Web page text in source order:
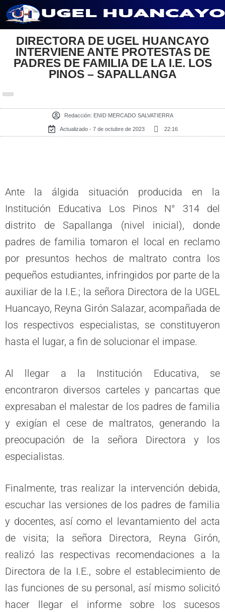
contenido
DIRECTORA DE UGEL HUANCAYO
INTERVIENE ANTE PROTESTAS DE
PADRES DE FAMILIA DE LA I.E. LOS
PINOS – SAPALLANGA
Redacción: ENID MERCADO SALVATIERRA
Actualizado - 7 de octubre de 2023 22:16
Ante la álgida situación producida en la
Institución Educativa Los Pinos N° 314 del
distrito de Sapallanga (nivel inicial), donde
padres de familia tomaron el local en reclamo
por presuntos hechos de maltrato contra los
pequeños estudiantes, infringidos por parte de la
auxiliar de la I.E.; la señora Directora de la UGEL
Huancayo, Reyna Girón Salazar, acompañada de
los respectivos especialistas, se constituyeron
hasta el lugar, a fin de solucionar el impase.
Al llegar a la Institución Educativa, se
encontraron diversos carteles y pancartas que
expresaban el malestar de los padres de familia
y exigían el cese de maltratos, generando la
preocupación de la señora Directora y los
especialistas.
Finalmente, tras realizar la intervención debida,
escuchar las versiones de los padres de familia
y docentes, así como el levantamiento del acta
de visita; la señora Directora, Reyna Girón,
realizó las respectivas recomendaciones a la
Directora de la I.E., sobre el establecimiento de
las funciones de su personal, así mismo solicitó
hacer llegar el informe sobre los sucesos